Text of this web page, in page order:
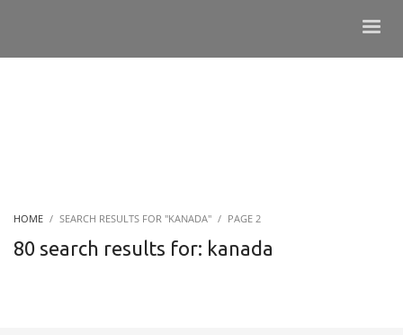
HOME SEARCH RESULTS FOR "KANADA" PAGE 2
80 search results for: kanada